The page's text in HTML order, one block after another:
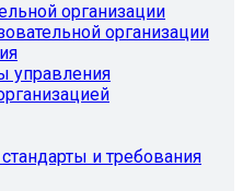
организации
организации
управления
и требования